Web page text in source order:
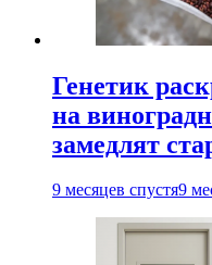
Генетик
на
замедлят
9 месяцев спустя9